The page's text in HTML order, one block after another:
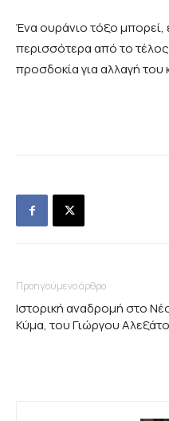
Ένα ουράνιο τόξο μπορεί,
περισσότερα από το τέλος
προσδοκία για αλλαγή
Προηγούμενο άρθρο
Ιστορική αναδρομή στο
Κύμα, του Γιώργου